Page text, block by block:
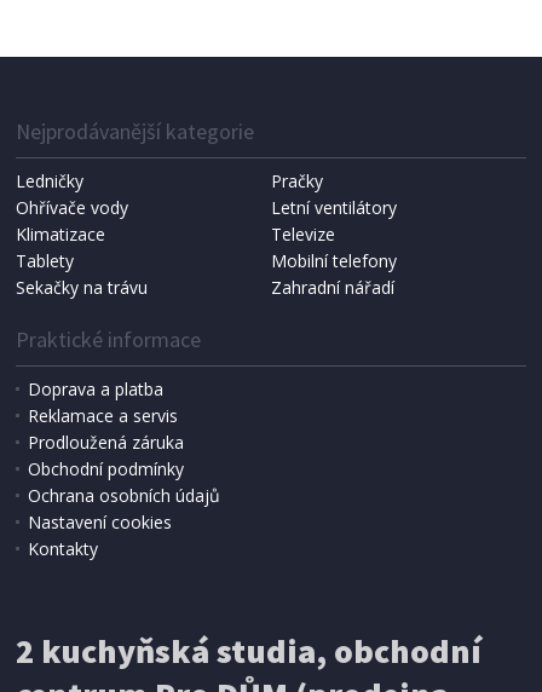
Nejprodávanější kategorie
Ledničky
Pračky
Ohřívače vody
Letní ventilátory
Klimatizace
Televize
Tablety
Mobilní telefony
Sekačky na trávu
Zahradní nářadí
Praktické informace
Doprava a platba
Reklamace a servis
Prodloužená záruka
Obchodní podmínky
Ochrana osobních údajů
Nastavení cookies
Kontakty
2 kuchyňská studia, obchodní